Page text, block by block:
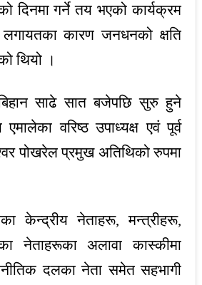
दिनमा गर्ने तय भएको कार्यक्रम
लगायतका कारण जनधनको क्षति
थियो ।
साढे सात बजेपछि सुरु हुने
वरिष्ठ उपाध्यक्ष एवं पूर्व
पोखरेल प्रमुख अतिथिको रुपमा
केन्द्रीय नेताहरू, मन्त्रीहरू,
नेताहरूका अलावा कास्कीमा
दलका नेता समेत सहभागी